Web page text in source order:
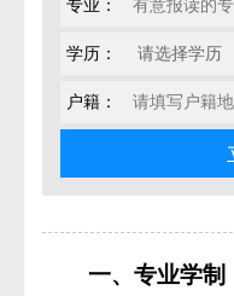
专业：
学历：
户籍：
一、专业学制